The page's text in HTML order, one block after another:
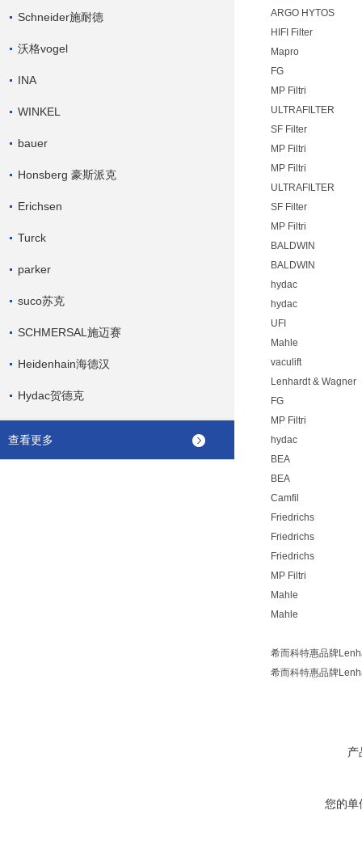
Schneider施耐德
沃格vogel
INA
WINKEL
bauer
Honsberg 豪斯派克
Erichsen
Turck
parker
suco苏克
SCHMERSAL施迈赛
Heidenhain海德汉
Hydac贺德克
查看更多
ARGO HYTOS
HIFI Filter
Mapro
FG
MP Filtri
ULTRAFILTER
SF Filter
MP Filtri
MP Filtri
ULTRAFILTER
SF Filter
MP Filtri
BALDWIN
BALDWIN
hydac
hydac
UFI
Mahle
vaculift
Lenhardt & Wagner
FG
MP Filtri
hydac
BEA
BEA
Camfil
Friedrichs
Friedrichs
Friedrichs
MP Filtri
Mahle
Mahle
希而科特惠品牌
希而科特惠品牌
产
您的单